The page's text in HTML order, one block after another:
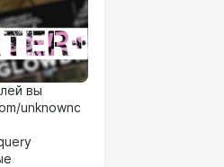
вы
unknownc